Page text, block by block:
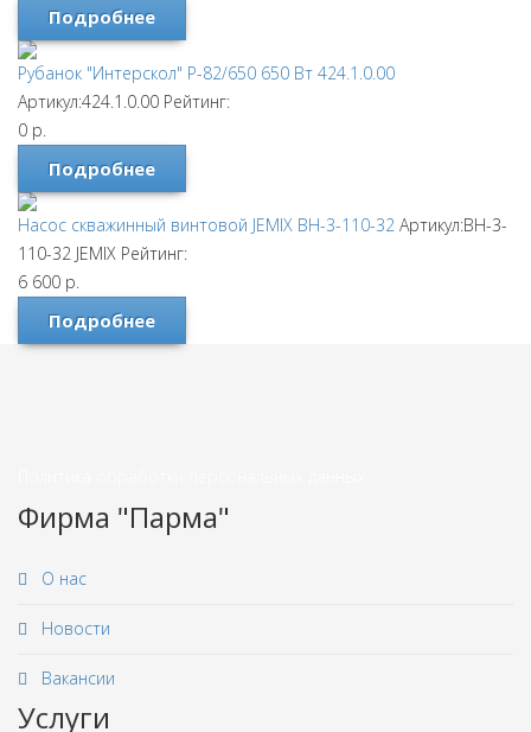
Подробнее
Рубанок "Интерскол" Р-82/650 650 Вт 424.1.0.00
Артикул:424.1.0.00 Рейтинг:
0 р.
Подробнее
Насос скважинный винтовой JEMIX ВН-3-110-32 Артикул:ВН-3-
110-32 JEMIX Рейтинг:
6 600 р.
Подробнее
Фирма "Парма"
О нас
Новости
Вакансии
Услуги